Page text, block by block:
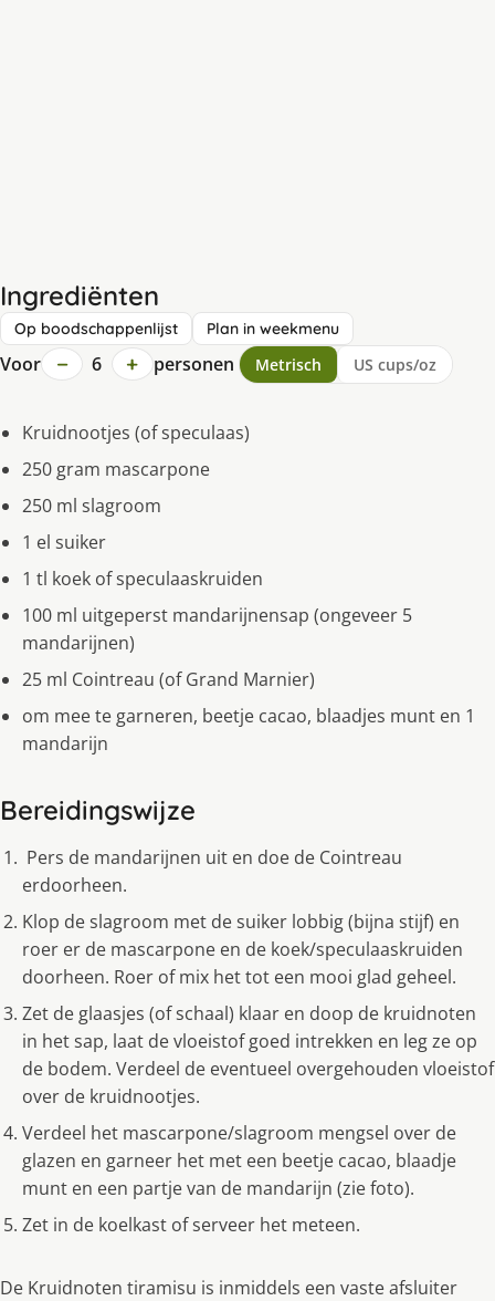
Ingrediënten
Op boodschappenlijst Plan in weekmenu
Voor − 6 + personen Metrisch US cups/oz
Kruidnootjes (of speculaas)
250 gram mascarpone
250 ml slagroom
1 el suiker
1 tl koek of speculaaskruiden
100 ml uitgeperst mandarĳnensap (ongeveer 5
mandarĳnen)
25 ml Cointreau (of Grand Marnier)
om mee te garneren, beetje cacao, blaadjes munt en 1
mandarĳn
Bereidingswijze
Pers de mandarĳnen uit en doe de Cointreau
erdoorheen.
Klop de slagroom met de suiker lobbig (bĳna stĳf) en
roer er de mascarpone en de koek/speculaaskruiden
doorheen. Roer of mix het tot een mooi glad geheel.
Zet de glaasjes (of schaal) klaar en doop de kruidnoten
in het sap, laat de vloeistof goed intrekken en leg ze op
de bodem. Verdeel de eventueel overgehouden vloeistof
over de kruidnootjes.
Verdeel het mascarpone/slagroom mengsel over de
glazen en garneer het met een beetje cacao, blaadje
munt en een partje van de mandarĳn (zie foto).
Zet in de koelkast of serveer het meteen.
De Kruidnoten tiramisu is inmiddels een vaste afsluiter